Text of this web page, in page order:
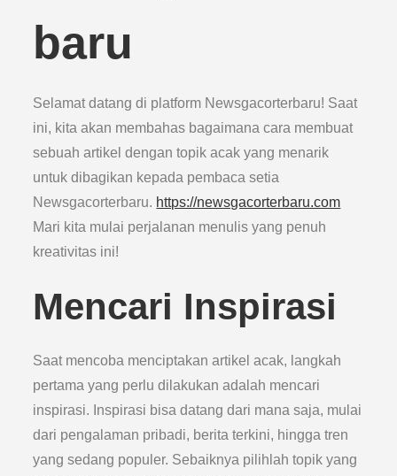
baru
Selamat datang di platform Newsgacorterbaru! Saat
ini, kita akan membahas bagaimana cara membuat
sebuah artikel dengan topik acak yang menarik
untuk dibagikan kepada pembaca setia
Newsgacorterbaru. https://newsgacorterbaru.com
Mari kita mulai perjalanan menulis yang penuh
kreativitas ini!
Mencari Inspirasi
Saat mencoba menciptakan artikel acak, langkah
pertama yang perlu dilakukan adalah mencari
inspirasi. Inspirasi bisa datang dari mana saja, mulai
dari pengalaman pribadi, berita terkini, hingga tren
yang sedang populer. Sebaiknya pilihlah topik yang